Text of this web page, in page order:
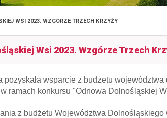
WSI 2023. WZGÓRZE TRZECH KRZYŻY
Wsi 2023. Wzgórze Trzech
pozyskała wsparcie z budżetu
ramach konkursu "Odnowa Dolnośląskiej
z budżetu Województwa Dolnośląskiego